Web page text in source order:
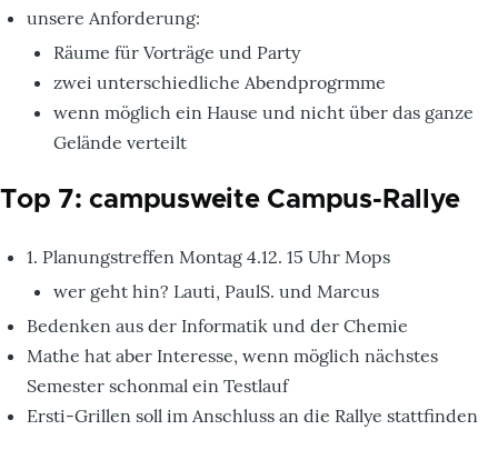
unsere Anforderung:
Räume für Vorträge und Party
zwei unterschiedliche Abendprogrmme
wenn möglich ein Hause und nicht über das ganze
Gelände verteilt
Top 7: campusweite Campus-Rallye
1. Planungstreffen Montag 4.12. 15 Uhr Mops
wer geht hin? Lauti, PaulS. und Marcus
Bedenken aus der Informatik und der Chemie
Mathe hat aber Interesse, wenn möglich nächstes
Semester schonmal ein Testlauf
Ersti-Grillen soll im Anschluss an die Rallye stattfinden